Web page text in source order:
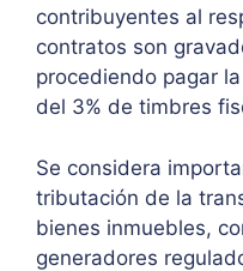
contribuyentes al
contratos son
procediendo pagar
del 3% de timbres
Se considera
tributación de la
bienes inmuebles,
generadores